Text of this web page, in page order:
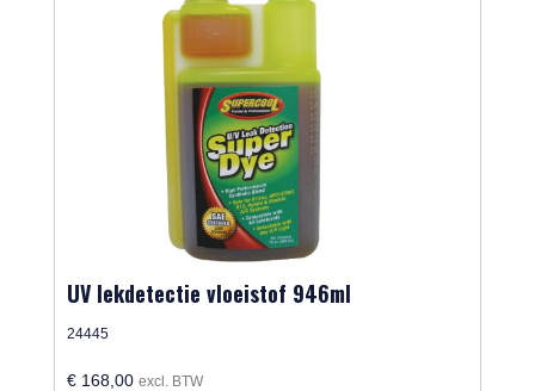
UV lekdetectie vloeistof 946ml
24445
€ 168,00 excl. BTW